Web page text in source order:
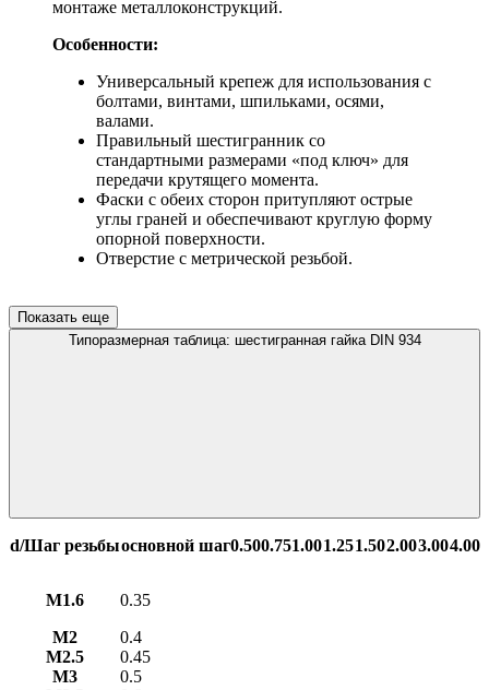
монтаже металлоконструкций.
Особенности:
Универсальный крепеж для использования с
болтами, винтами, шпильками, осями,
валами.
Правильный шестигранник со
стандартными размерами «под ключ» для
передачи крутящего момента.
Фаски с обеих сторон притупляют острые
углы граней и обеспечивают круглую форму
опорной поверхности.
Отверстие с метрической резьбой.
Показать еще
Типоразмерная таблица: шестигранная гайка DIN 934
d/Шаг резьбыосновной шаг0.500.751.001.251.502.003.004.00
М1.6
0.35
М2
0.4
М2.5
0.45
М3
0.5